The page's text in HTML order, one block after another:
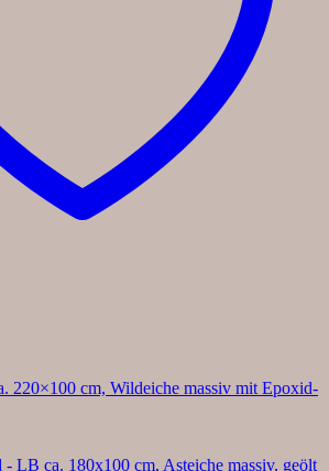
220×100 cm, Wildeiche massiv mit Epoxid-